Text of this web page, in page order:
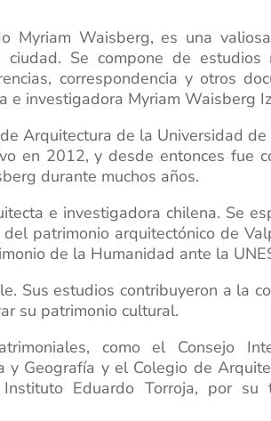
Myriam Waisberg, es una
Se compone de estudios
correspondencia y otros
investigadora Myriam Waisberg
Arquitectura de la Universidad de
en 2012, y desde entonces fue
durante muchos años.
e investigadora chilena. Se
patrimonio arquitectónico de
de la Humanidad ante la
Sus estudios contribuyeron a la
su patrimonio cultural.
como el Consejo
y Geografía y el Colegio de
Eduardo Torroja, por su